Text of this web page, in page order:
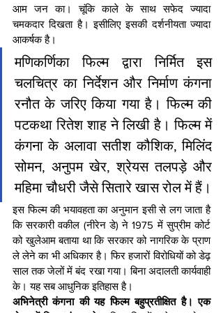
आम जन का। चूंकि काले के साथ सफेद ज्यादा
चमकदार दिखता है। इसीलिए इसकी दर्शनीयता ज्यादा
आकर्षक है।
मणिकर्णिका फिल्म द्वारा निर्मित इस
चलचित्र का निर्देशन और निर्माण कंगना
रनौत के जरिए किया गया है। फिल्म की
पटकथा रितेश शाह ने लिखी है। फिल्म में
कंगना के अलावा सतीश कौशिक, मिलिंद
सोमन, अनुपम खेर, श्रेयस तलपड़े और
महिमा चौधरी जैसे सितारे खास रोल में हैं।
इस फिल्म की भयावहता का अनुमान इसी से लग जाता है
कि सरकारी वकील (नीरेन डे) ने 1975 में सुप्रीम कोर्ट
को खुलेआम बताया था कि सरकार को नागरिक के प्राण
ले लेने का भी अधिकार है। फिर हजारों विरोधियों को डेढ़
साल तक जेलों में बंद रखा गया। बिना अदालती कार्यवाही
के। यह सब आधुनिक इतिहास है।
अभिनेत्री कंगना की यह फिल्म बहुप्रतीक्षित है। एक